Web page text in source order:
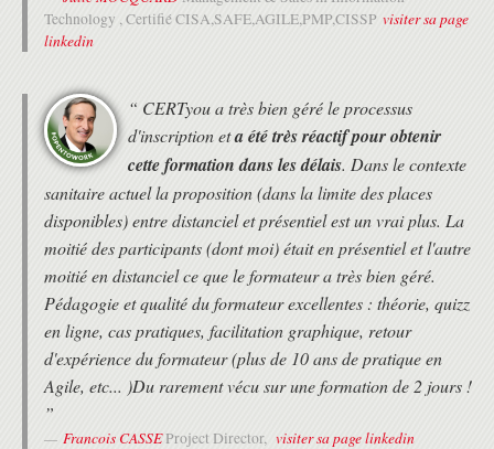
Technology , Certifié CISA,SAFE,AGILE,PMP,CISSP visiter sa page
linkedin
“ CERTyou a très bien géré le processus
d'inscription eta été très réactif pour obtenir
cette formation dans les délais. Dans le contexte
sanitaire actuel la proposition (dans la limite des places
disponibles) entre distanciel et présentiel est un vrai plus. La
moitié des participants (dont moi) était en présentiel et l'autre
moitié en distanciel ce que le formateur a très bien géré.
Pédagogie et qualité du formateur excellentes : théorie, quizz
en ligne, cas pratiques, facilitation graphique, retour
d'expérience du formateur (plus de 10 ans de pratique en
Agile, etc... )Du rarement vécu sur une formation de 2 jours !
”
Francois CASSEProject Director, visiter sa page linkedin